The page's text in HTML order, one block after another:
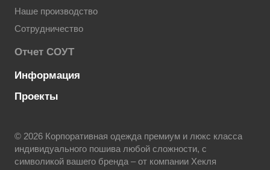
Наше производство
Сотрудничество
Отчет СОУТ
Информация
Проекты
© 2026 Корпоративная одежда премиум и люкс класса
индивидуального пошива любой сложности, с
символикой вашего бренда – от компании Хекля